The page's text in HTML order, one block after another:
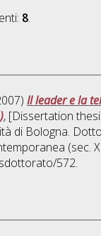
8.
Il leader e la
, [Dissertation
di Bologna.
(sec.
572.